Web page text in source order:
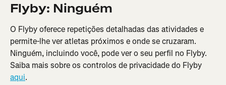
Flyby: Ninguém
O Flyby oferece repetições detalhadas das atividades e
permite-lhe ver atletas próximos e onde se cruzaram.
Ninguém, incluindo você, pode ver o seu perfil no Flyby.
Saiba mais sobre os controlos de privacidade do Flyby
aqui.